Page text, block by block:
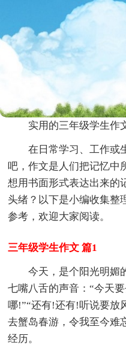
实用的三年级学生作
在日常学习、工作或
吧，作文是人们把记忆中
想用书面形式表达出来的
头绪？以下是小编收集整
参考，欢迎大家阅读。
三年级学生作文 篇1
今天，是个阳光明媚
七嘴八舌的声音：“今天
哪!”“还有!还有!听说要
去蟹岛春游，令我至今难
经历。